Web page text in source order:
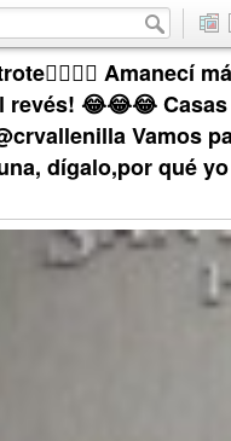
Amanecí
😂😂😂
Vamos
dígalo,por qué